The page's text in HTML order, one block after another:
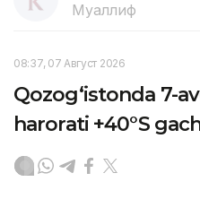
Муаллиф
08:37, 07 Август 2026
Qozog‘istonda 7-
harorati +40°S